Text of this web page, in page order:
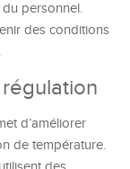
du personnel.
des conditions
d’améliorer
de température.